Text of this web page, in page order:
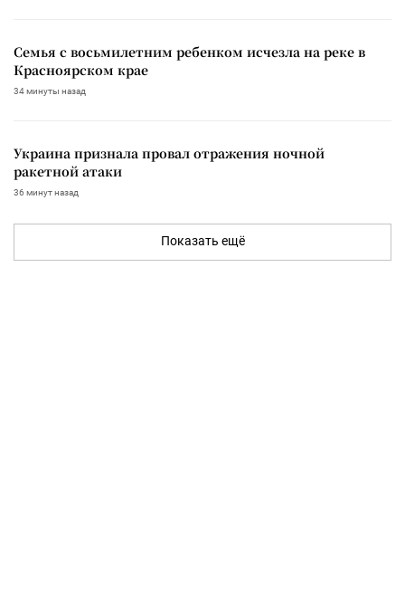
Семья с восьмилетним ребенком исчезла на реке в
Красноярском крае
34 минуты назад
Украина признала провал отражения ночной
ракетной атаки
36 минут назад
Показать ещё